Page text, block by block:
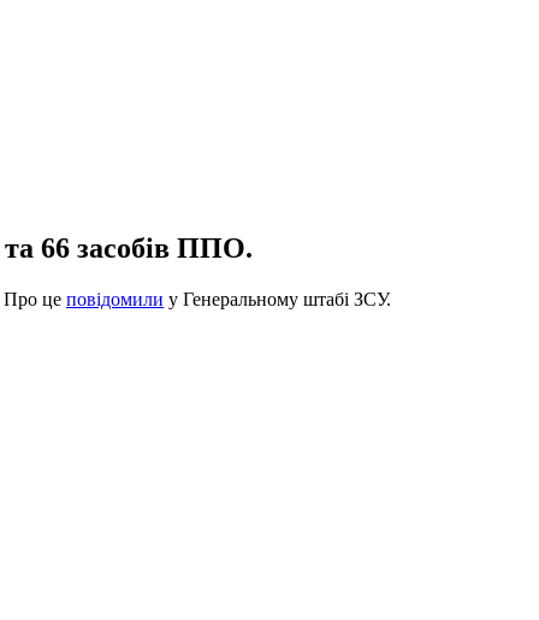
66 засобів ППО.
Про це повідомили у Генеральному штабі ЗСУ.